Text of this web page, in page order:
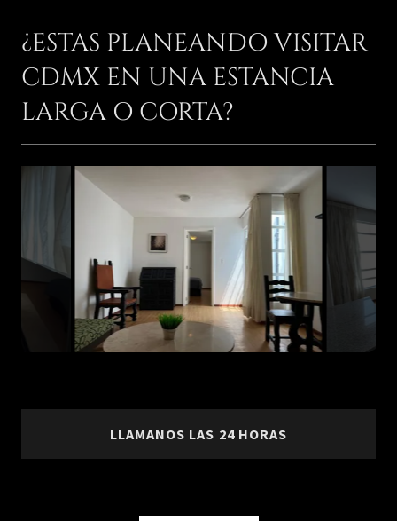
¿ESTAS PLANEANDO VISITAR
CDMX EN UNA ESTANCIA
LARGA O CORTA?
LLAMANOS LAS 24 HORAS